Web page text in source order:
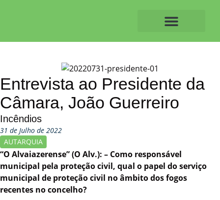
Entrevista ao Presidente da
Câmara, João Guerreiro
Incêndios
31 de Julho de 2022
AUTARQUIA
“O Alvaiazerense” (O Alv.): – Como responsável
municipal pela proteção civil, qual o papel do serviço
municipal de proteção civil no âmbito dos fogos
recentes no concelho?